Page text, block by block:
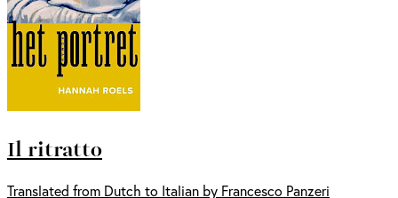
Il ritratto
Translated from Dutch to Italian by Francesco Panzeri